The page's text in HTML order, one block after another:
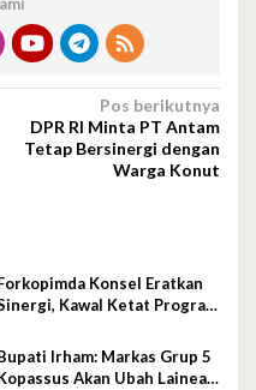
Pos berikutnya
DPR RI Minta PT Antam
Tetap Bersinergi dengan
Warga Konut
Konsel Eratkan
Kawal Ketat Program
Irham: Markas Grup 5
Akan Ubah Lainea